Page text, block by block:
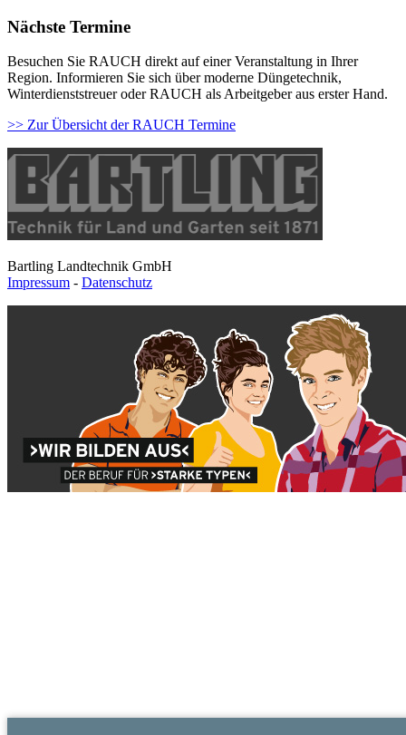
Nächste Termine
Besuchen Sie RAUCH direkt auf einer Veranstaltung in Ihrer
Region. Informieren Sie sich über moderne Düngetechnik,
Winterdienststreuer oder RAUCH als Arbeitgeber aus erster Hand.
>> Zur Übersicht der RAUCH Termine
Bartling Landtechnik GmbH
Impressum - Datenschutz